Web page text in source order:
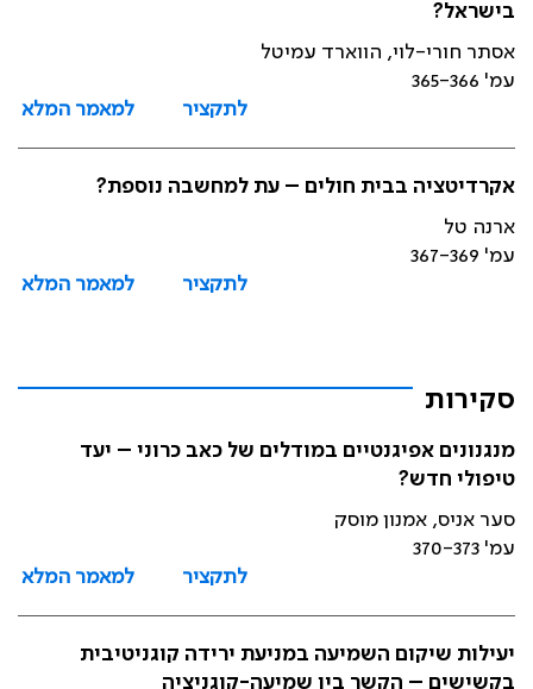
בישראל?
אסתר חורי-לוי, הווארד עמיטל
עמ' 365-366
לתקציר
למאמר המלא
אקרדיטציה בבית חולים – עת למחשבה נוספת?
ארנה טל
עמ' 367-369
לתקציר
למאמר המלא
סקירות
מנגנונים אפיגנטיים במודלים של כאב כרוני – יעד
טיפולי חדש?
סער אניס, אמנון מוסק
עמ' 370-373
לתקציר
למאמר המלא
יעילות שיקום השמיעה במניעת ירידה קוגניטיבית
בקשישים – הקשר בין שמיעה-קוגניציה